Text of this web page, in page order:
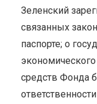
Зеленский
связанных
паспорте; о
средств Фонда